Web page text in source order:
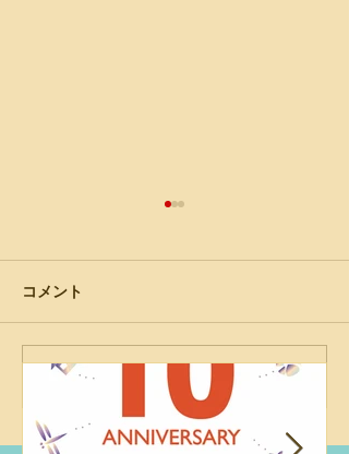
エコデモ財団主催CPDセ
ミナー「ネイチャーポジ
ティブを実現する川づく
コメント
コメントを追加…